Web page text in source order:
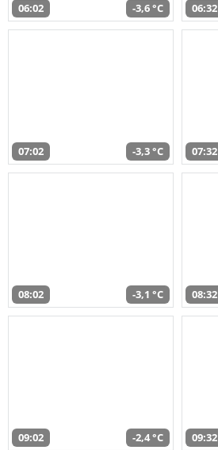
06:02 -3,6 °C 06:32
07:02 -3,3 °C 07:32
08:02 -3,1 °C 08:32
09:02 -2,4 °C 09:32